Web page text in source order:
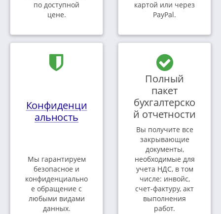
по доступной
цене.
картой или через
PayPal.
Конфиденци
альность
Мы гарантируем
безопасное и
конфиденциально
е обращение с
любыми видами
данных.
Полный
пакет
бухгалтерско
й отчетности
Вы получите все
закрывающие
документы,
необходимые для
учета НДС, в том
числе: инвойс,
счет-фактуру, акт
выполнения
работ.